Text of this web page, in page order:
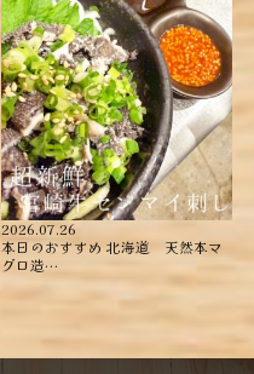
2026.07.26
本日のおすすめ ︎北海道 天然本マ
グロ造…